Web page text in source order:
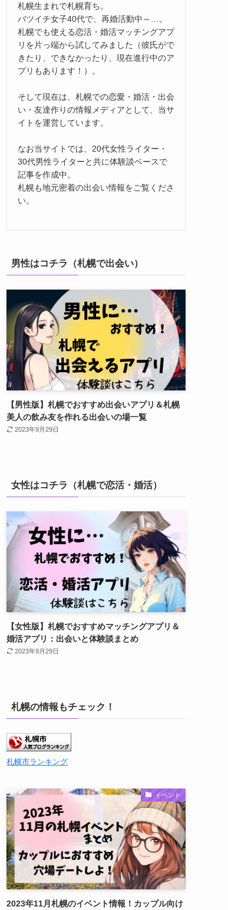
札幌生まれで札幌育ち。
バツイチ女子40代で、再婚活動中～…。
札幌でも使える恋活・婚活マッチングアプ
リを片っ端から試してみました（彼氏がで
きたり、できなかったり、現在進行中のア
プリもあります！）。
そして現在は、札幌での恋愛・婚活・出会
い・友達作りの情報メディアとして、当サ
イトを運営しています。
なお当サイトでは、20代女性ライター・
30代男性ライターと共に体験談ベースで
記事を作成中。
札幌も地元密着の出会い情報をご覧くださ
い。
男性はコチラ（札幌で出会い）
【男性版】札幌でおすすめ出会いアプリ＆札幌
美人の飲み友を作れる出会いの場一覧
2023年9月29日
女性はコチラ（札幌で恋活・婚活）
【女性版】札幌でおすすめマッチングアプリ＆
婚活アプリ：出会いと体験談まとめ
2023年9月29日
札幌の情報もチェック！
札幌市ランキング
イベント
2023年11月札幌のイベント情報！カップル向け